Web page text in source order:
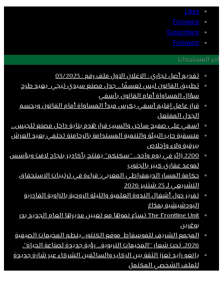
Likes
Followers
Subscribers
Followers
اخر المستجدات
تقديم أصل تجاري : الاعلان الاول ملف رقم : 03/2023
تطبيق القانون ليس تعسفًا… جدل مصنع سيدي تيجي يعيد طرح
سؤال المساواة أمام القانون بآسفي
قرار عامل إقليم آسفي يكرس مبدأ المساواة أمام القانون ويحسم
الجدل المفتعل
اسفي على صفيح ساخن والسبب قرار هدم بناية داخل مصنع للجبس…
منسقية حزب البيئة والتنمية المستدامة بالرحامنة تحتفي بعيد العرش
ببرقية ولاء وإخلاص
2200 زائر في يوم واحد.. “سكنكم” يفتتح بأكادير بنجاح لافت ويؤسس
لموعد عقاري كبير بالجنوب
حكامة المسار الديمقراطي المغربي: قراءة في ترتيبات الاستحقاق
التشريعي لـ 23 شتنبر 2026
تقرير حول أشغال الندوة العلمية والليلة الروحية بالزاوية القادرية
البودشيشية بمذاغ
The Frontline Unit تسرّع نموها مع تعيين مديرها العام الجديد بدر
بوغرين
المجمع الشريف للفوسفاط موقع الكنتور…ينظم المخيمات الصيفية
2026، تحت شعار “المخيمات التربوية… رؤية جديدة لصناعة الحياة”.
يانغو رايد تعزز الثقة بين الركاب والسائقين الشركاء عبر شارة جديدة
للملف الشخصي المكتمل